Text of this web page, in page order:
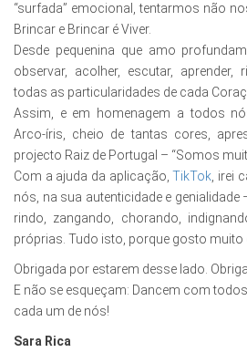
“surfada” emocional, tentarmos não
Brincar e Brincar é Viver.
Desde pequenina que amo
observar, acolher, escutar, aprender,
todas as particularidades de cada
Assim, e em homenagem a todos
Arco-íris, cheio de tantas cores,
projecto Raiz de Portugal – “Somos
Com a ajuda da aplicação,TikTok , irei
nós, na sua autenticidade e
rindo, zangando, chorando,
próprias. Tudo isto, porque gosto muito
Obrigada por estarem desse lado.
E não se esqueçam: Dancem com
cada um de nós!
Sara Rica